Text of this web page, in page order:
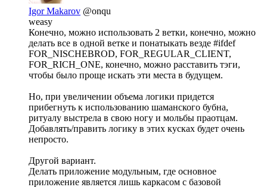
Igor Makarov @onqu
weasy
Конечно, можно использовать 2 ветки, конечно, можно
делать все в одной ветке и понатыкать везде #ifdef
FOR_NISCHEBROD, FOR_REGULAR_CLIENT,
FOR_RICH_ONE, конечно, можно расставить тэги,
чтобы было проще искать эти места в будущем.
Но, при увеличении объема логики придется
прибегнуть к использованию шаманского бубна,
ритуалу выстрела в свою ногу и мольбы праотцам.
Добавлять/править логику в этих кусках будет очень
непросто.
Другой вариант.
Делать приложение модульным, где основное
приложение является лишь каркасом с базовой